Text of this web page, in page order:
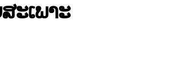
ະເພາະ